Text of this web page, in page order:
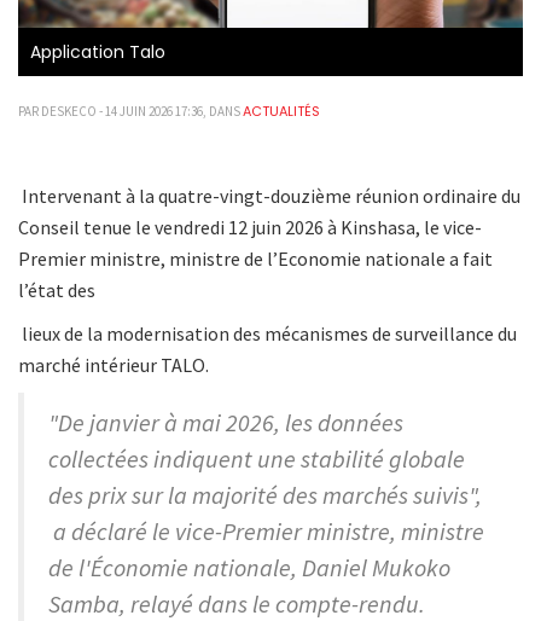
Application Talo
PAR DESKECO - 14 JUIN 2026 17:36, DANSACTUALITÉS
Intervenant à la quatre-vingt-douzième réunion ordinaire du
Conseil tenue le vendredi 12 juin 2026 à Kinshasa, le vice-
Premier ministre, ministre de l’Economie nationale a fait
l’état des
lieux de la modernisation des mécanismes de surveillance du
marché intérieur TALO.
"De janvier à mai 2026, les données
collectées indiquent une stabilité globale
des prix sur la majorité des marchés suivis",
a déclaré le vice-Premier ministre, ministre
de l'Économie nationale, Daniel Mukoko
Samba, relayé dans le compte-rendu.